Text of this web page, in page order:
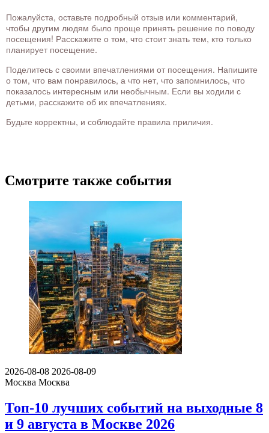
Пожалуйста, оставьте подробный отзыв или комментарий,
чтобы другим людям было проще принять решение по поводу
посещения! Расскажите о том, что стоит знать тем, кто только
планирует посещение.
Поделитесь с своими впечатлениями от посещения. Напишите
о том, что вам понравилось, а что нет, что запомнилось, что
показалось интересным или необычным. Если вы ходили с
детьми, расскажите об их впечатлениях.
Будьте корректны, и соблюдайте правила приличия.
Смотрите также события
2026-08-08 2026-08-09
Москва Москва
Топ-10 лучших событий на выходные 8
и 9 августа в Москве 2026